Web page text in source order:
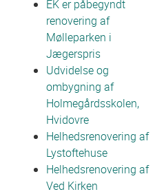
EK er påbegyndt
renovering af
Mølleparken i
Jægerspris
Udvidelse og
ombygning af
Holmegårdsskolen,
Hvidovre
Helhedsrenovering af
Lystoftehuse
Helhedsrenovering af
Ved Kirken